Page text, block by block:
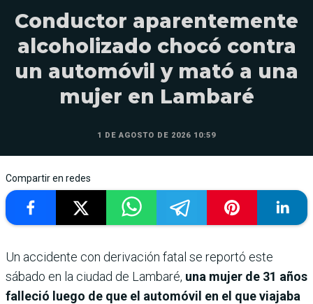
Conductor aparentemente
alcoholizado chocó contra
un automóvil y mató a una
mujer en Lambaré
1 DE AGOSTO DE 2026 10:59
Compartir en redes
Un accidente con derivación fatal se reportó este
sábado en la ciudad de Lambaré, una mujer de 31 años
falleció luego de que el automóvil en el que viajaba